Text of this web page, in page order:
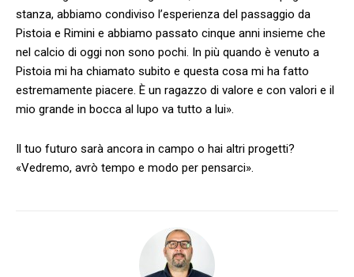
stanza, abbiamo condiviso l’esperienza del passaggio da
Pistoia e Rimini e abbiamo passato cinque anni insieme che
nel calcio di oggi non sono pochi. In più quando è venuto a
Pistoia mi ha chiamato subito e questa cosa mi ha fatto
estremamente piacere. È un ragazzo di valore e con valori e il
mio grande in bocca al lupo va tutto a lui».
Il tuo futuro sarà ancora in campo o hai altri progetti?
«Vedremo, avrò tempo e modo per pensarci».